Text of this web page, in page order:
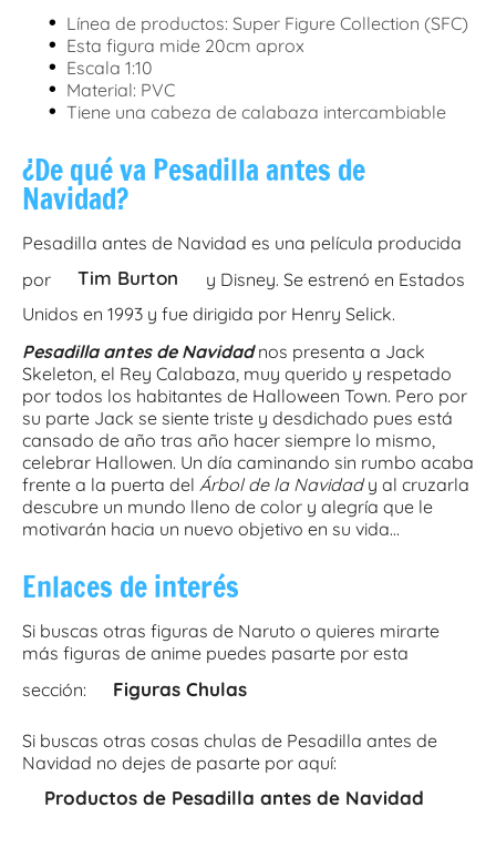
• Línea de productos: Super Figure Collection (SFC)
• Esta figura mide 20cm aprox
• Escala 1:10
• Material: PVC
• Tiene una cabeza de calabaza intercambiable
¿De qué va Pesadilla antes de
Navidad?
Pesadilla antes de Navidad es una película producida
por
Tim Burton
y Disney. Se estrenó en Estados
Unidos en 1993 y fue dirigida por Henry Selick.
Pesadilla antes de Navidadnos presenta a Jack
Skeleton, el Rey Calabaza, muy querido y respetado
por todos los habitantes de Halloween Town. Pero por
su parte Jack se siente triste y desdichado pues está
cansado de año tras año hacer siempre lo mismo,
celebrar Hallowen. Un día caminando sin rumbo acaba
frente a la puerta del Árbol de la Navidady al cruzarla
descubre un mundo lleno de color y alegría que le
motivarán hacia un nuevo objetivo en su vida…
Enlaces de interés
Si buscas otras figuras de Naruto o quieres mirarte
más figuras de anime puedes pasarte por esta
sección:
Figuras Chulas
Si buscas otras cosas chulas de Pesadilla antes de
Navidad no dejes de pasarte por aquí:
Productos de Pesadilla antes de Navidad